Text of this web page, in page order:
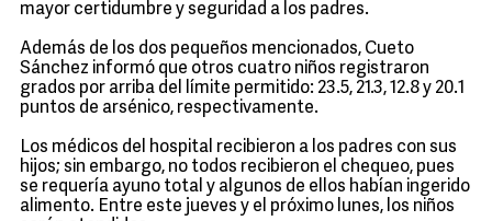
mayor certidumbre y seguridad a los padres.
Además de los dos pequeños mencionados, Cueto
Sánchez informó que otros cuatro niños registraron
grados por arriba del límite permitido: 23.5, 21.3, 12.8 y 20.1
puntos de arsénico, respectivamente.
Los médicos del hospital recibieron a los padres con sus
hijos; sin embargo, no todos recibieron el chequeo, pues
se requería ayuno total y algunos de ellos habían ingerido
alimento. Entre este jueves y el próximo lunes, los niños